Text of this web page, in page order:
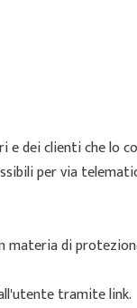
dei clienti che lo
per via
materia di
tramite link.